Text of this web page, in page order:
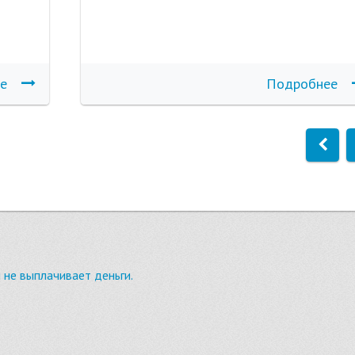
Подробнее
выплачивает деньги.